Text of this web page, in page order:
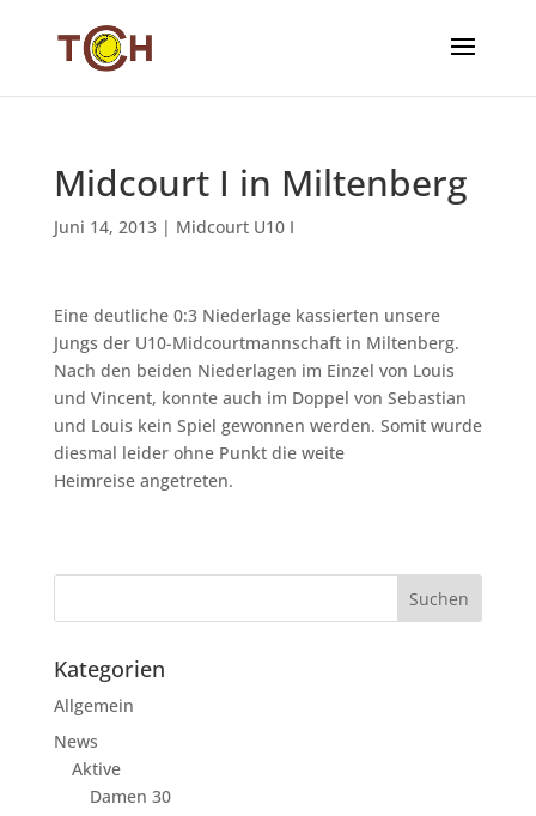
Midcourt I in Miltenberg
Juni 14, 2013| Midcourt U10 I
Eine deutliche 0:3 Niederlage kassierten unsere
Jungs der U10-Midcourtmannschaft in Miltenberg.
Nach den beiden Niederlagen im Einzel von Louis
und Vincent, konnte auch im Doppel von Sebastian
und Louis kein Spiel gewonnen werden. Somit wurde
diesmal leider ohne Punkt die weite
Heimreise angetreten.
Kategorien
Allgemein
News
Aktive
Damen 30